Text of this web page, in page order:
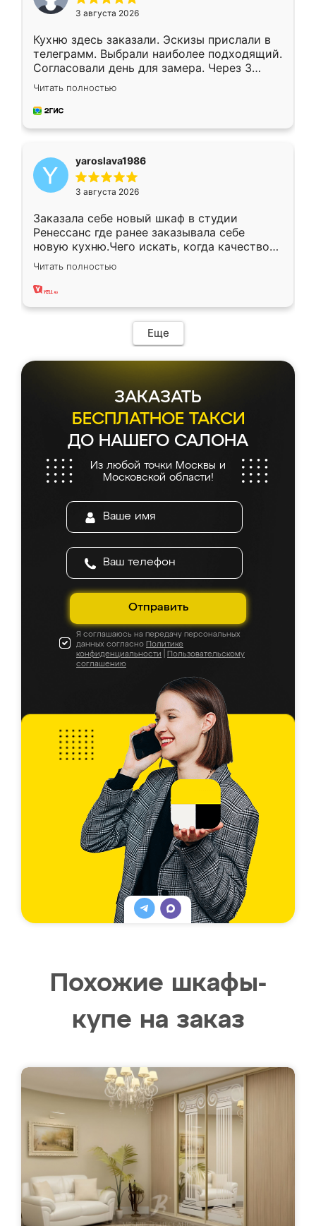
3 августа 2026
Кухню здесь заказали. Эскизы прислали в
телеграмм. Выбрали наиболее подходящий.
Согласовали день для замера. Через 3
недели кухня была уже готова. Остались
довольны работой. Спасибо Ренессанс
мебель за качественную работу!
Читать полностью
yaroslava1986
3 августа 2026
Заказала себе новый шкаф в студии
Ренессанс где ранее заказывала себе
новую кухню.Чего искать, когда качеством
вполне довольна. Служит кухня уже почти
два года, нареканий нет.
Читать полностью
Еще
ЗАКАЗАТЬ
БЕСПЛАТНОЕ ТАКСИ
ДО НАШЕГО САЛОНА
Из любой точки Москвы и
Московской области!
Отправить
Я соглашаюсь на передачу персональных
данных согласно Политике
конфиденциальности
Пользовательскому
соглашению
Похожие шкафы-
купе на заказ